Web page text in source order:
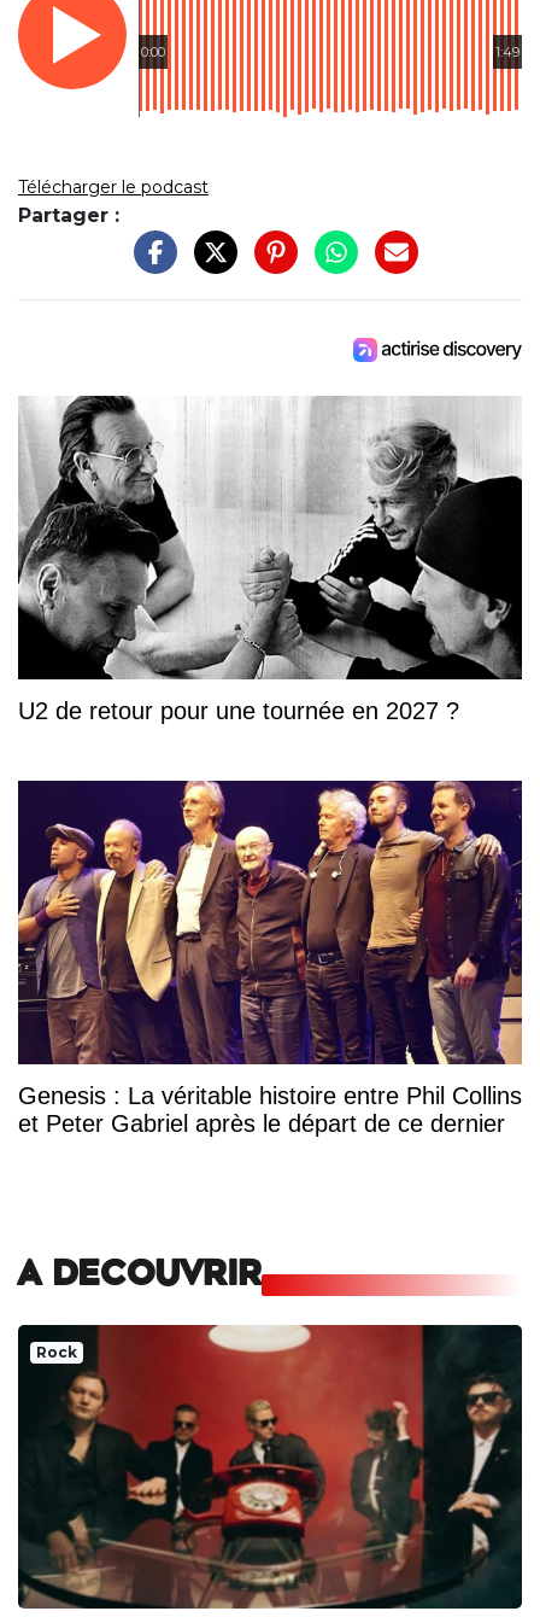
0:00 1:49
Télécharger le podcast
Partager :
U2 de retour pour une tournée en 2027 ?
Genesis : La véritable histoire entre Phil Collins
et Peter Gabriel après le départ de ce dernier
A DECOUVRIR
Rock